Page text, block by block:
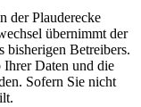
der Plauderecke
übernimmt der
bisherigen Betreibers.
Ihrer Daten und die
Sofern Sie nicht